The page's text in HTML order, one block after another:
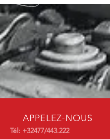
APPELEZ-NOUS
Tél: +32477/443.222